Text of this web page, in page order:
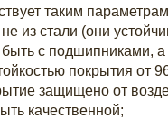
таким
из стали (они
быть с подшипниками,
покрытия
защищено от
качественной;